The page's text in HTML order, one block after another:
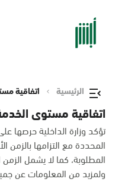
الرئيسية اتفاقية
اتفاقية مستوى
تؤكد وزارة الداخلية حرصها
المحددة مع التزامها
المطلوبة، كما لا يشمل
ولمزيد من المعلومات عن جميع